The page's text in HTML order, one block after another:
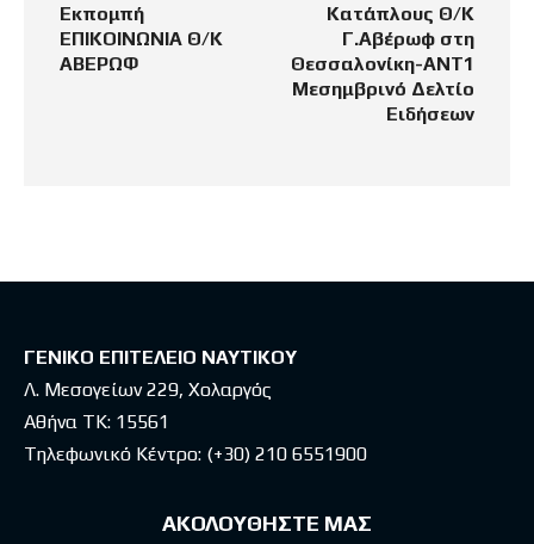
Εκπομπή
ΕΠΙΚΟΙΝΩΝΙΑ Θ/Κ
ΑΒΕΡΩΦ
Κατάπλους Θ/Κ
Γ.Αβέρωφ στη
Θεσσαλονίκη-ΑΝΤ1
Μεσημβρινό Δελτίο
Ειδήσεων
ΓΕΝΙΚΟ ΕΠΙΤΕΛΕΙΟ ΝΑΥΤΙΚΟΥ
Λ. Μεσογείων 229, Χολαργός
Αθήνα ΤΚ: 15561
Τηλεφωνικό Κέντρο: (+30) 210 6551900
ΑΚΟΛΟΥΘΗΣΤΕ ΜΑΣ